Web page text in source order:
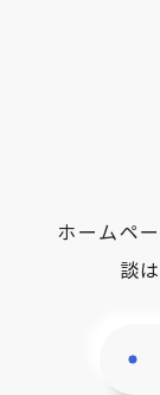
ホームペ
談